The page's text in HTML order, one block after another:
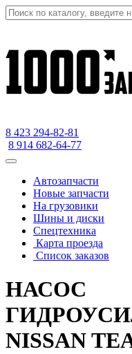
8 423 294-82-81
8 914 682-64-77
Автозапчасти
Новые запчасти
На грузовики
Шины и диски
Спецтехника
Карта проезда
Список заказов
НАСОС
NISSAN